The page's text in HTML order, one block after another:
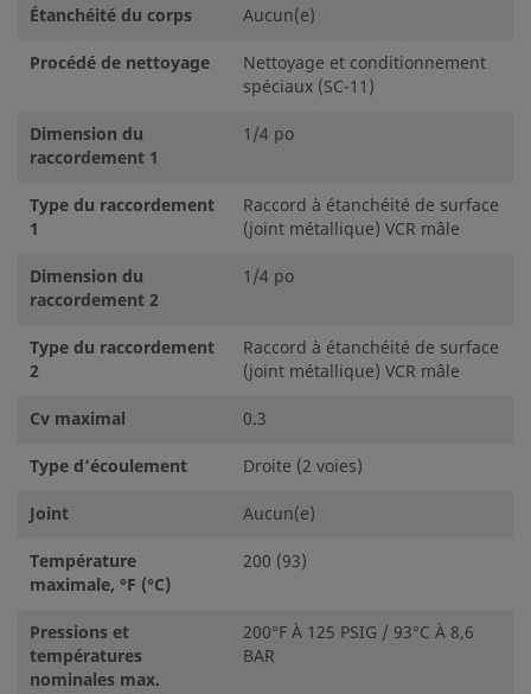
©2026Swagelok Company.Tous droits réservés.
Étanchéité du corps
Aucun(e)
Procédé de nettoyage
Nettoyage et conditionnement
spéciaux (SC-11)
Dimension du
raccordement 1
1/4 po
Type du raccordement
1
Raccord à étanchéité de surface
(joint métallique) VCR mâle
Dimension du
raccordement 2
1/4 po
Type du raccordement
2
Raccord à étanchéité de surface
(joint métallique) VCR mâle
Cv maximal
0.3
Type d’écoulement
Droite (2 voies)
Joint
Aucun(e)
Température
maximale, °F (°C)
200 (93)
Pressions et
températures
nominales max.
200°F À 125 PSIG / 93°C À 8,6
BAR